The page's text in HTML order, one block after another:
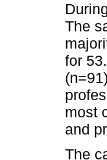
The
for
most
and
The